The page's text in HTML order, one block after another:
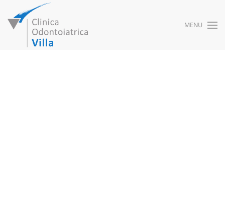
Skip to main content MENU